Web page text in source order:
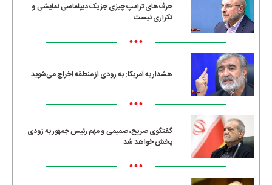
حرف‌های ترامپ چیزی جز یک دیپلماسی نمایشی و
تکراری نیست
•••
هشدار به آمریکا: به زودی از منطقه اخراج می‌شوید
•••
گفتگوی صریح، صمیمی و مهم رئیس جمهور به زودی
پخش خواهد شد
•••